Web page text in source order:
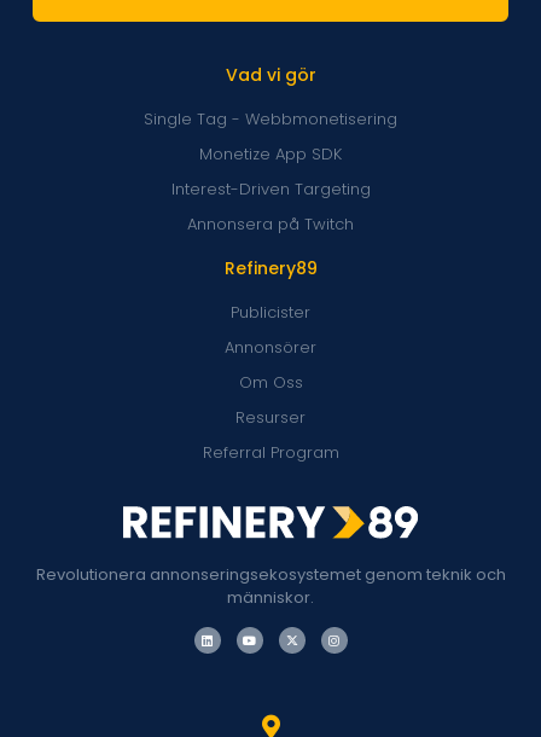
Revolutionera annonseringsekosystemet genom teknik och
människor.
Refinery89
Publicister
Annonsörer
Om Oss
Resurser
Referral Program
Vad vi gör
Single Tag - Webbmonetisering
Monetize App SDK
Interest-Driven Targeting
Annonsera på Twitch